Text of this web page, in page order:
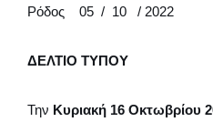
Ρόδος 05 / 10 / 2022
ΔΕΛΤΙΟ ΤΥΠΟΥ
Την Κυριακή 16 Οκτωβρίου